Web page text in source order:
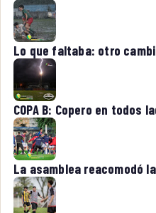
Lo que faltaba: otro
COPA B: Copero en todos
La asamblea reacomodó